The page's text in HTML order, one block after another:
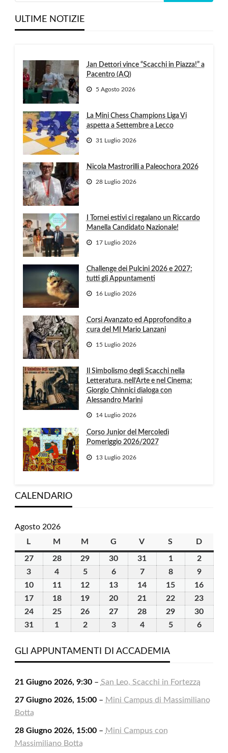
ULTIME NOTIZIE
Jan Dettori vince “Scacchi in Piazza!” a
Pacentro (AQ)
5 Agosto 2026
La Mini Chess Champions Liga Vi
aspetta a Settembre a Lecco
31 Luglio 2026
Nicola Mastrorilli a Paleochora 2026
28 Luglio 2026
I Tornei estivi ci regalano un Riccardo
Manella Candidato Nazionale!
17 Luglio 2026
Challenge dei Pulcini 2026 e 2027:
tutti gli Appuntamenti
16 Luglio 2026
Corsi Avanzato ed Approfondito a
cura del MI Mario Lanzani
15 Luglio 2026
Il Simbolismo degli Scacchi nella
Letteratura, nell’Arte e nel Cinema:
Giorgio Chinnici dialoga con
Alessandro Marini
14 Luglio 2026
Corso Junior del Mercoledì
Pomeriggio 2026/2027
13 Luglio 2026
CALENDARIO
Agosto 2026
L
M martedì
M mercoledì
G giovedìV venerdì
S D
2727
Luglio
2026
2828
29 30 31 11
Agosto
2026
22
Agosto
2026
3
Agosto
2026
4
Agosto
2026
55
Agosto
2026
66
Agosto
2026
77
Agosto
2026
88
Agosto
2026
99
Agosto
2026
1010
Agosto
2026
1111
Agosto
2026
12
Agosto
13
Agosto
14
Agosto
15
Agosto
16
1717
Agosto
1818
Agosto
19
Agosto
20
Agosto
21
Agosto
22
Agosto
23
2424
Agosto
2525
Agosto
26
Agosto
27
Agosto
28
Agosto
29
Agosto
30
3131
2026
1
2026
22
2026
33
2026
44
2026
55
66
GLI APPUNTAMENTI DI ACCADEMIA
21 Giugno 2026, 9:30– San Leo, Scacchi in Fortezza
27 Giugno 2026, 15:00– Mini Campus di Massimiliano
Botta
28 Giugno 2026, 15:00– Mini Campus con
Massimiliano Botta